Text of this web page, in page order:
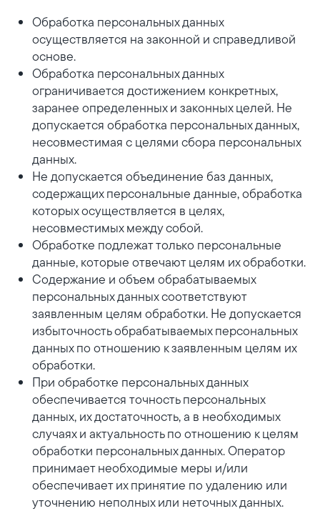
Обработка персональных данных
осуществляется на законной и справедливой
основе.
Обработка персональных данных
ограничивается достижением конкретных,
заранее определенных и законных целей. Не
допускается обработка персональных данных,
несовместимая с целями сбора персональных
данных.
Не допускается объединение баз данных,
содержащих персональные данные, обработка
которых осуществляется в целях,
несовместимых между собой.
Обработке подлежат только персональные
данные, которые отвечают целям их обработки.
Содержание и объем обрабатываемых
персональных данных соответствуют
заявленным целям обработки. Не допускается
избыточность обрабатываемых персональных
данных по отношению к заявленным целям их
обработки.
При обработке персональных данных
обеспечивается точность персональных
данных, их достаточность, а в необходимых
случаях и актуальность по отношению к целям
обработки персональных данных. Оператор
принимает необходимые меры и/или
обеспечивает их принятие по удалению или
уточнению неполных или неточных данных.